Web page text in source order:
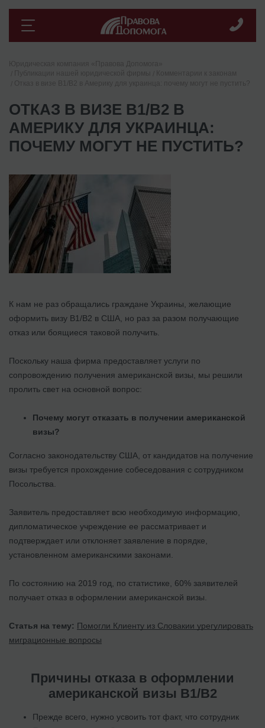
ОТКАЗ В ВИЗЕ В1/В2 В
АМЕРИКУ ДЛЯ УКРАИНЦА:
ПОЧЕМУ МОГУТ НЕ ПУСТИТЬ?
К нам не раз обращались граждане Украины, желающие
оформить визу В1/В2 в США, но раз за разом получающие
отказ или боящиеся таковой получить.
Поскольку наша фирма предоставляет услуги по
сопровождению получения американской визы, мы решили
пролить свет на основной вопрос:
Почему могут отказать в получении американской
визы?
Согласно законодательству США, от кандидатов на получение
визы требуется прохождение собеседования с сотрудником
Посольства.
Заявитель предоставляет всю необходимую информацию,
дипломатическое учреждение ее рассматривает и
подтверждает или отклоняет заявление в порядке,
установленном американскими законами.
По состоянию на 2019 год, по статистике, 60% заявителей
получает отказ в оформлении американской визы.
Статья на тему: Помогли Клиенту из Словакии урегулировать
миграционные вопросы
Причины отказа в оформлении
американской визы В1/В2
Прежде всего, нужно усвоить тот факт, что сотрудник